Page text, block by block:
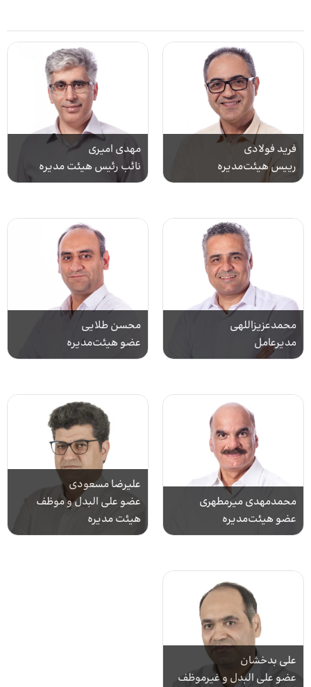
فرید فولادی
رییس هیئت‌مدیره
مهدی امیری
نائب رئیس هیئت مدیره
محمدعزیزاللهی
مدیرعامل
محسن طلایی
عضو هیئت‌مدیره
محمدمهدی میرمطهری
عضو هیئت‌مدیره
علیرضا مسعودی
عضو علی البدل و موظف
هیئت مدیره
علی بدخشان
عضو علی البدل و غیرموظف